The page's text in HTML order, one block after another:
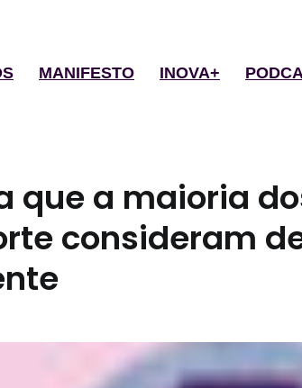
MANIFESTO INOVA+
que a maioria
consideram